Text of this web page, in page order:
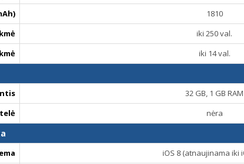
1810
iki 250 val.
iki 14 val.
32 GB, 1 GB RAM
nėra
iOS 8 (atnaujinama iki